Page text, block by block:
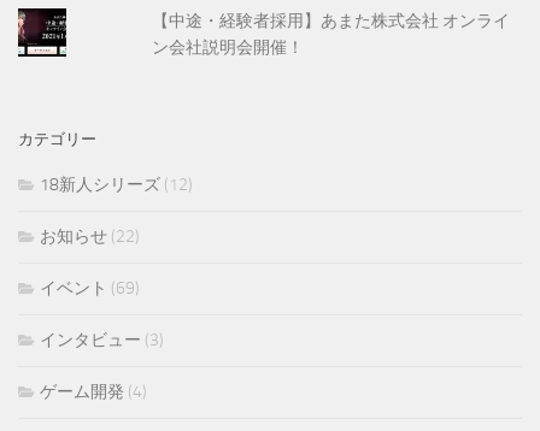
【中途・経験者採用】あまた株式会社 オンライ
ン会社説明会開催！
カテゴリー
18新人シリーズ (12)
お知らせ (22)
イベント (69)
インタビュー (3)
ゲーム開発 (4)